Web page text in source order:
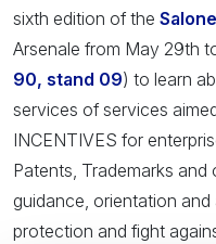
sixth edition of the
Arsenale from May 29th
90, stand 09) to learn
services of services
INCENTIVES for
Patents, Trademarks and
guidance, orientation
protection and fight